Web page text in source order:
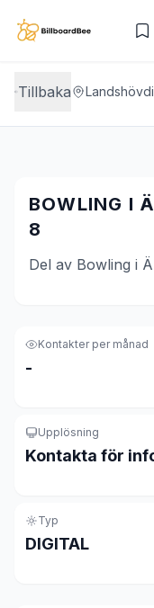
Tillbaka
BOWLING I
8
Del av Bowling i
Kontakter per månad
-
Upplösning
Kontakta för
Typ
DIGITAL